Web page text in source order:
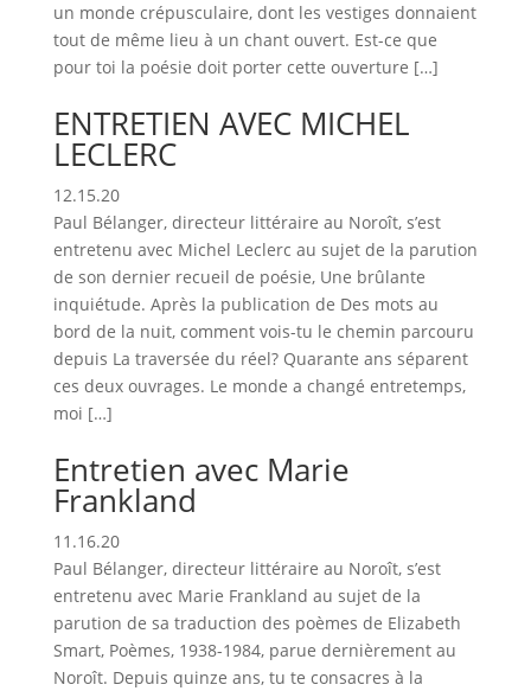
un monde crépusculaire, dont les vestiges donnaient
tout de même lieu à un chant ouvert. Est-ce que
pour toi la poésie doit porter cette ouverture […]
ENTRETIEN AVEC MICHEL
LECLERC
12.15.20
Paul Bélanger, directeur littéraire au Noroît, s’est
entretenu avec Michel Leclerc au sujet de la parution
de son dernier recueil de poésie, Une brûlante
inquiétude. Après la publication de Des mots au
bord de la nuit, comment vois-tu le chemin parcouru
depuis La traversée du réel? Quarante ans séparent
ces deux ouvrages. Le monde a changé entretemps,
moi […]
Entretien avec Marie
Frankland
11.16.20
Paul Bélanger, directeur littéraire au Noroît, s’est
entretenu avec Marie Frankland au sujet de la
parution de sa traduction des poèmes de Elizabeth
Smart, Poèmes, 1938-1984, parue dernièrement au
Noroît. Depuis quinze ans, tu te consacres à la